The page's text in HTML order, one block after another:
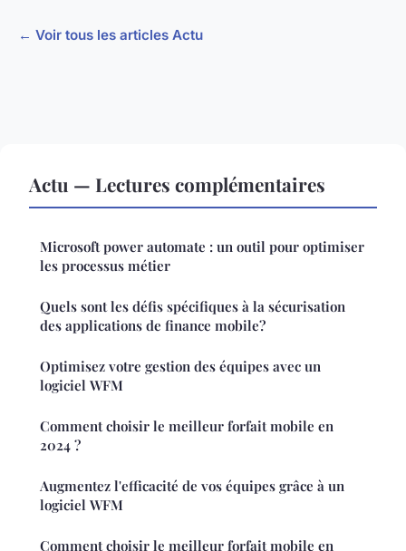
← Voir tous les articles Actu
Actu — Lectures complémentaires
Microsoft power automate : un outil pour optimiser
les processus métier
Quels sont les défis spécifiques à la sécurisation
des applications de finance mobile?
Optimisez votre gestion des équipes avec un
logiciel WFM
Comment choisir le meilleur forfait mobile en
2024 ?
Augmentez l'efficacité de vos équipes grâce à un
logiciel WFM
Comment choisir le meilleur forfait mobile en